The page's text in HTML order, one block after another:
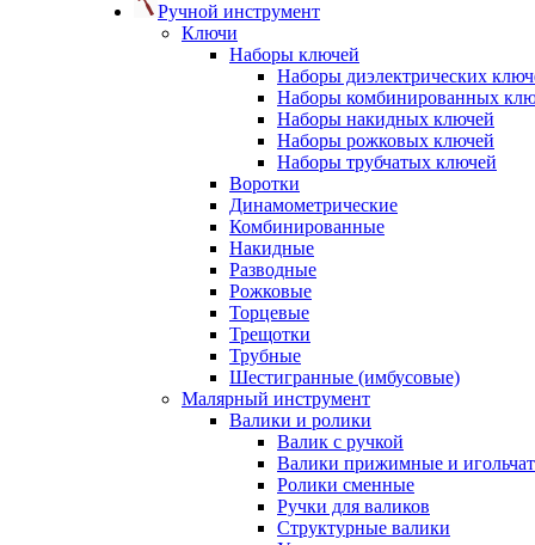
Ручной инструмент
Ключи
Наборы ключей
Наборы диэлектрических
Наборы комбинированных
Наборы накидных ключей
Наборы рожковых ключей
Наборы трубчатых ключей
Воротки
Динамометрические
Комбинированные
Накидные
Разводные
Рожковые
Торцевые
Трещотки
Трубные
Шестигранные (имбусовые)
Малярный инструмент
Валики и ролики
Валик с ручкой
Валики прижимные и
Ролики сменные
Ручки для валиков
Структурные валики